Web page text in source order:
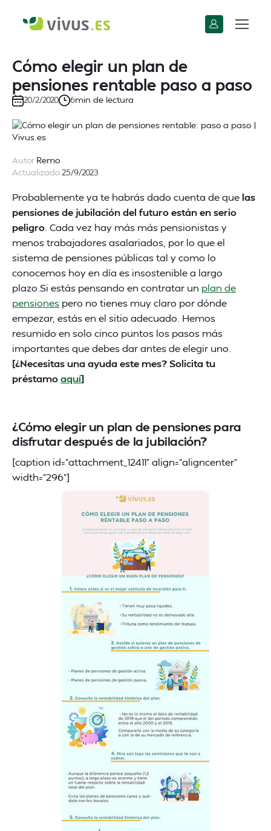
Cómo elegir un plan de
pensiones rentable paso a paso
20/2/2020 6min de lectura
Autor Remo
Actualizado25/9/2023
Probablemente ya te habrás dado cuenta de que las
pensiones de jubilación del futuro están en serio
peligro . Cada vez hay más más pensionistas y
menos trabajadores asalariados, por lo que el
sistema de pensiones públicas tal y como lo
conocemos hoy en día es insostenible a largo
plazo.Si estás pensando en contratar un plan de
pensiones pero no tienes muy claro por dónde
empezar, estás en el sitio adecuado. Hemos
resumido en solo cinco puntos los pasos más
importantes que debes dar antes de elegir uno.
[¿Necesitas una ayuda este mes? Solicita tu
préstamoaquí]
¿Cómo elegir un plan de pensiones para
disfrutar después de la jubilación?
[caption id="attachment_12411" align="aligncenter"
width="296"]